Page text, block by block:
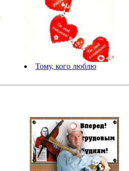
Тому, кого люблю